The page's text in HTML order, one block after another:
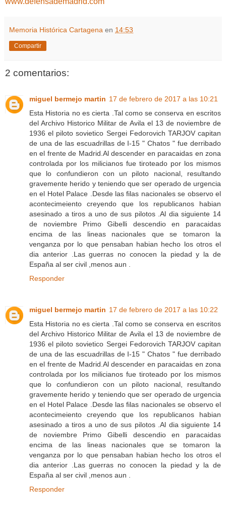
Memoria Histórica Cartagena en 14:53
Compartir
2 comentarios:
miguel bermejo martin 17 de febrero de 2017 a las 10:21
Esta Historia no es cierta .Tal como se conserva en escritos
del Archivo Historico Militar de Avila el 13 de noviembre de
1936 el piloto sovietico Sergei Fedorovich TARJOV capitan
de una de las escuadrillas de I-15 " Chatos " fue derribado
en el frente de Madrid.Al descender en paracaidas en zona
controlada por los milicianos fue tiroteado por los mismos
que lo confundieron con un piloto nacional, resultando
gravemente herido y teniendo que ser operado de urgencia
en el Hotel Palace .Desde las filas nacionales se observo el
acontecimeiento creyendo que los republicanos habian
asesinado a tiros a uno de sus pilotos .Al dia siguiente 14
de noviembre Primo Gibelli descendio en paracaidas
encima de las lineas nacionales que se tomaron la
venganza por lo que pensaban habian hecho los otros el
dia anterior .Las guerras no conocen la piedad y la de
España al ser civil ,menos aun .
Responder
miguel bermejo martin 17 de febrero de 2017 a las 10:22
Esta Historia no es cierta .Tal como se conserva en escritos
del Archivo Historico Militar de Avila el 13 de noviembre de
1936 el piloto sovietico Sergei Fedorovich TARJOV capitan
de una de las escuadrillas de I-15 " Chatos " fue derribado
en el frente de Madrid.Al descender en paracaidas en zona
controlada por los milicianos fue tiroteado por los mismos
que lo confundieron con un piloto nacional, resultando
gravemente herido y teniendo que ser operado de urgencia
en el Hotel Palace .Desde las filas nacionales se observo el
acontecimeiento creyendo que los republicanos habian
asesinado a tiros a uno de sus pilotos .Al dia siguiente 14
de noviembre Primo Gibelli descendio en paracaidas
encima de las lineas nacionales que se tomaron la
venganza por lo que pensaban habian hecho los otros el
dia anterior .Las guerras no conocen la piedad y la de
España al ser civil ,menos aun .
Responder